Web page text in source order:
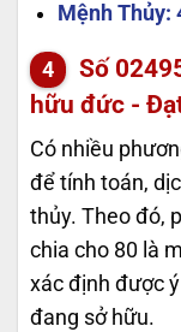
Mệnh Thủy:
Số
hữu đức -
Có nhiều
để tính toán,
thủy. Theo đó,
chia cho 80 là
xác định được
đang sở hữu.